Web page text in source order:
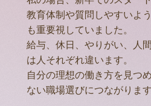
教育体制や質問しやすいよ
も重要視していました。
給与、休日、やりがい、人
は人それぞれ違います。
自分の理想の働き方を見つ
ない職場選びにつながります